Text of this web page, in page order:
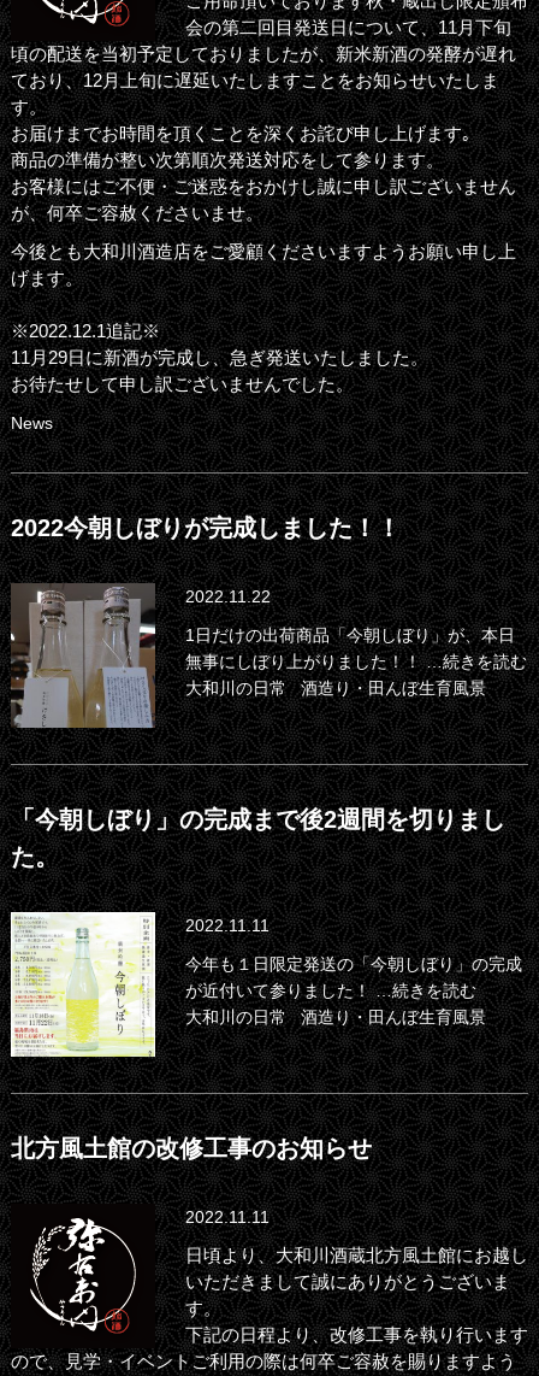
会の第二回目発送日について、11月下旬
頃の配送を当初予定しておりましたが、新米新酒の発酵が遅れ
ており、12月上旬に遅延いたしますことをお知らせいたしま
す。
お届けまでお時間を頂くことを深くお詫び申し上げます｡
商品の準備が整い次第順次発送対応をして参ります。
お客様にはご不便・ご迷惑をおかけし誠に申し訳ございません
が、何卒ご容赦くださいませ。
今後とも大和川酒造店をご愛顧くださいますようお願い申し上
げます。
※2022.12.1追記※
11月29日に新酒が完成し、急ぎ発送いたしました。
お待たせして申し訳ございませんでした。
News
2022今朝しぼりが完成しました！！
2022.11.22
1日だけの出荷商品「今朝しぼり」が、本日
無事にしぼり上がりました！！…続きを読む
大和川の日常
酒造り・田んぼ生育風景
「今朝しぼり」の完成まで後2週間を切りまし
た。
2022.11.11
今年も１日限定発送の「今朝しぼり」の完成
が近付いて参りました！…続きを読む
大和川の日常
酒造り・田んぼ生育風景
北方風土館の改修工事のお知らせ
2022.11.11
日頃より、大和川酒蔵北方風土館にお越し
いただきまして誠にありがとうございま
す。
下記の日程より、改修工事を執り行います
ので、見学・イベントご利用の際は何卒ご容赦を賜りますよう